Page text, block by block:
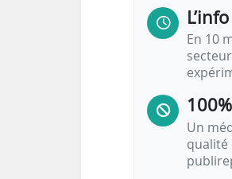
En 10
Un
qualité